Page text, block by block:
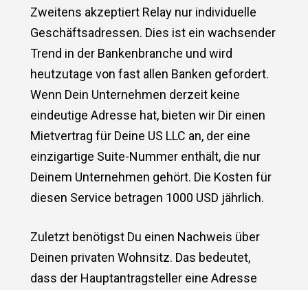
Zweitens akzeptiert Relay nur individuelle
Geschäftsadressen. Dies ist ein wachsender
Trend in der Bankenbranche und wird
heutzutage von fast allen Banken gefordert.
Wenn Dein Unternehmen derzeit keine
eindeutige Adresse hat, bieten wir Dir einen
Mietvertrag für Deine US LLC an, der eine
einzigartige Suite-Nummer enthält, die nur
Deinem Unternehmen gehört. Die Kosten für
diesen Service betragen 1000 USD jährlich.
Zuletzt benötigst Du einen Nachweis über
Deinen privaten Wohnsitz. Das bedeutet,
dass der Hauptantragsteller eine Adresse